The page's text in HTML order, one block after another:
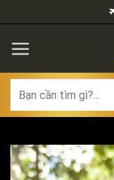
to
content
for: